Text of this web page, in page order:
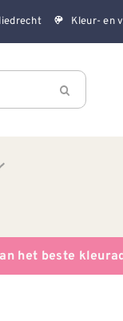
Kleur- en
het beste